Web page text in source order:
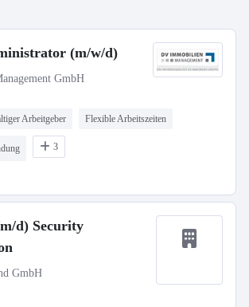
(m/w/d)
GmbH
Arbeitgeber Flexible Arbeitszeiten
3
d) Security
GmbH